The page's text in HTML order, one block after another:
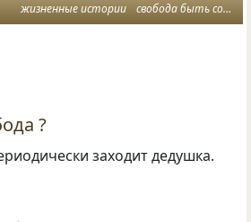
жизненные истории свобода быть собой
?
заходит дедушка.